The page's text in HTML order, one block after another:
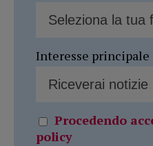
Interesse principale
Procedendo
policy